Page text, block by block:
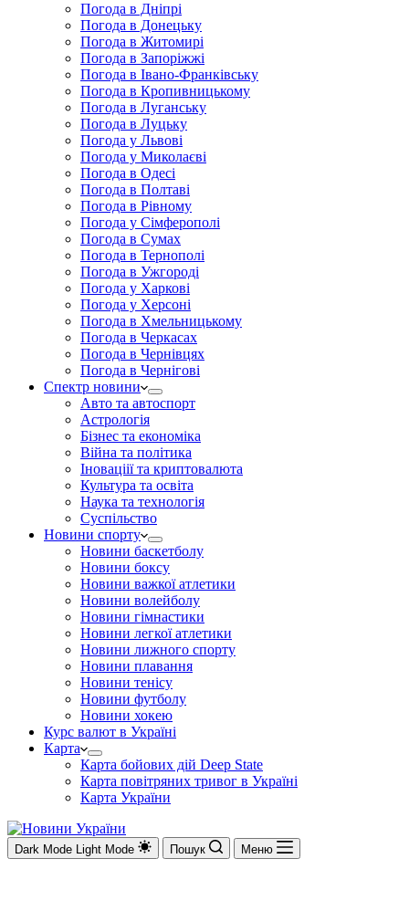
Погода в Дніпрі
Погода в Донецьку
Погода в Житомирі
Погода в Запоріжжі
Погода в Івано-Франківську
Погода в Кропивницькому
Погода в Луганську
Погода в Луцьку
Погода у Львові
Погода у Миколаєві
Погода в Одесі
Погода в Полтаві
Погода в Рівному
Погода у Сімферополі
Погода в Сумах
Погода в Тернополі
Погода в Ужгороді
Погода у Харкові
Погода у Херсоні
Погода в Хмельницькому
Погода в Черкасах
Погода в Чернівцях
Погода в Чернігові
Спектр новини
Авто та автоспорт
Астрологія
Бізнес та економіка
Війна та політика
Іноваціії та криптовалюта
Культура та освіта
Наука та технологія
Суспільство
Новини спорту
Новини баскетболу
Новини боксу
Новини важкої атлетики
Новини волейболу
Новини гімнастики
Новини легкої атлетики
Новини лижного спорту
Новини плавання
Новини тенісу
Новини футболу
Новини хокею
Курс валют в Україні
Карта
Карта бойових дій Deep State
Карта повітряних тривог в Україні
Карта України
Dark Mode Light Mode Пошук Меню